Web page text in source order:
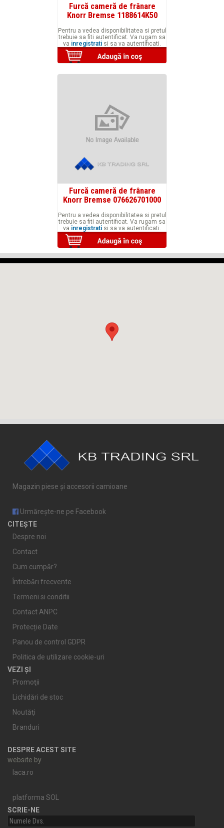
Furcă cameră de frânare
Knorr Bremse 1188614K50
Pentru a vedea disponibilitatea si pretul
trebuie sa fiti autentificat. Va rugam sa
va inregistrati si sa va autentificati.
Furcă cameră de frânare
Knorr Bremse 076626701000
Pentru a vedea disponibilitatea si pretul
trebuie sa fiti autentificat. Va rugam sa
va inregistrati si sa va autentificati.
Magazin piese și accesorii camioane
Urmărește-ne pe Facebook
CITEȘTE
Despre noi
Contact
Cum cumpăr?
Întrebări frecvente
Termeni si conditii
Contact ANPC
Protecție Date
Panou de control GDPR
Politica de utilizare cookie-uri
VEZI ȘI
Promoţii
Lichidări de stoc
Noutăţi
Branduri
DESPRE ACEST SITE
website by
laca.ro
platforma SOL
SCRIE-NE